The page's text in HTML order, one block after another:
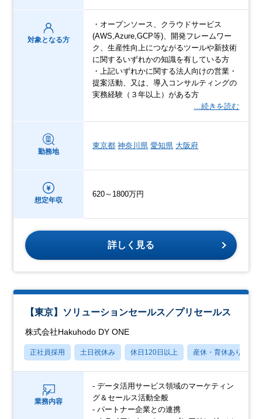
対象となる方
・オープンソース、クラウドサービス
(AWS,Azure,GCP等)、開発フレームワー
ク、生産性向上につながるツールや新技術
に関するいずれかの知識を有している方
・上記いずれかに関する法人向けの営業・
提案活動、又は、導入コンサルティングの
実務経験（３年以上）がある方
…続きを読む
勤務地
東京都 神奈川県 愛知県 大阪府
想定年収
620～1800万円
詳しく見る
【東京】ソリューションセールス／プリセールス
株式会社Hakuhodo DY ONE
正社員採用 土日祝休み 休日120日以上 産休・育休あり
業務内容
- データ活用サービス領域のマーケティン
グ＆セールス活動全般
- パートナー企業との連携